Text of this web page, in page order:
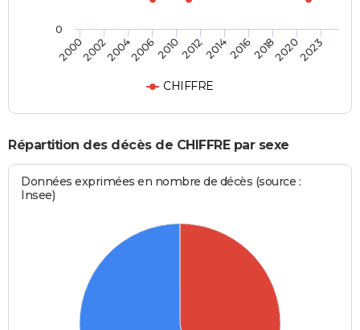
CHIFFRE
20002002200420062010201220142016201820202023
0
Répartition des décès de CHIFFRE par sexe
Données exprimées en nombre de décès (source :
Insee)